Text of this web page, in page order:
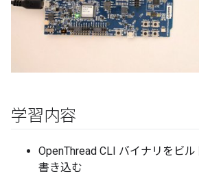
学習内容
OpenThread CLI バイナリをビ
書き込む